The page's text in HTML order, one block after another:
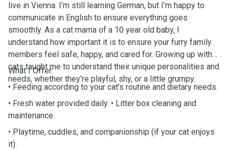
live in Vienna. I’m still learning German, but I’m happy to
communicate in English to ensure everything goes
smoothly. As a cat mama of a 10 year old baby, I
understand how important it is to ensure your furry family
members feel safe, happy, and cared for. Growing up with
cats taught me to understand their unique personalities and
needs, whether they’re playful, shy, or a little grumpy.
What I Offer:
• Feeding according to your cat’s routine and dietary needs.
• Fresh water provided daily. • Litter box cleaning and
maintenance.
• Playtime, cuddles, and companionship (if your cat enjoys
it).